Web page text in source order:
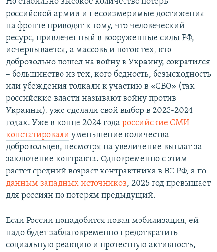
российской армии и несоизмеримые достижения
на фронте приводят к тому, что человеческий
ресурс, привлеченный в вооруженные силы РФ,
исчерпывается, а массовый поток тех, кто
добровольно пошел на войну в Украину, сократился
– большинство из тех, кого бедность, безысходность
или убеждения толкали к участию в «СВО» (так
российские власти называют войну против
Украины), уже сделали свой выбор в 2023-2024
годах. Уже в конце 2024 года российские СМИ
констатировали уменьшение количества
добровольцев, несмотря на увеличение выплат за
заключение контракта. Одновременно с этим
растет средний возраст контрактника в ВС РФ, а по
данным западных источников, 2025 год превышает
для россиян по потерям предыдущий.
Если России понадобится новая мобилизация, ей
надо будет заблаговременно предотвратить
социальную реакцию и протестную активность,